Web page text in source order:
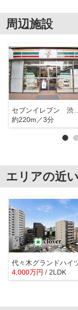
周辺施設
セブンイレブン 渋谷本町店
約220m／3分
エリアの近
代々木グランドハイ
4,000万円 / 2LDK